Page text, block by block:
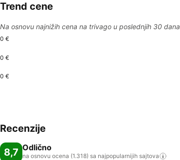
Trend cene
Na osnovu najnižih cena na trivago u poslednjih 30 dana
0 €
0 €
0 €
Recenzije
8,7 Odlično
na osnovu ocena (1.318) sa najpopularnijih sajtova